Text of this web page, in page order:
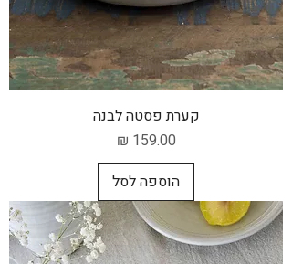
קערת פסטה לבנה
מחיר
הוספה לסל